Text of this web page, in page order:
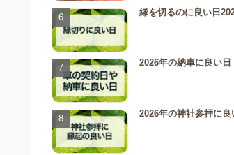
縁を切るのに良い日
2026年の納車に良い
2026年の神社参拝に